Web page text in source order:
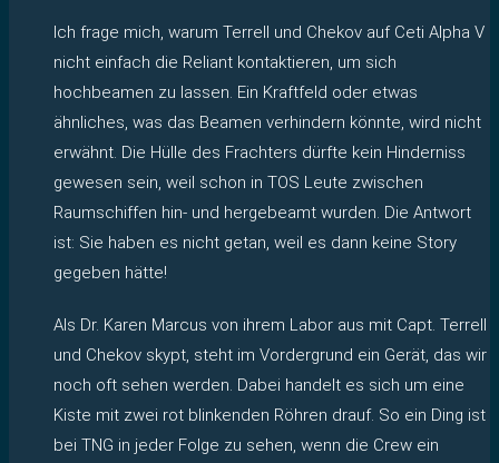
Ich frage mich, warum Terrell und Chekov auf Ceti Alpha V
nicht einfach die Reliant kontaktieren, um sich
hochbeamen zu lassen. Ein Kraftfeld oder etwas
ähnliches, was das Beamen verhindern könnte, wird nicht
erwähnt. Die Hülle des Frachters dürfte kein Hinderniss
gewesen sein, weil schon in TOS Leute zwischen
Raumschiffen hin- und hergebeamt wurden. Die Antwort
ist: Sie haben es nicht getan, weil es dann keine Story
gegeben hätte!
Als Dr. Karen Marcus von ihrem Labor aus mit Capt. Terrell
und Chekov skypt, steht im Vordergrund ein Gerät, das wir
noch oft sehen werden. Dabei handelt es sich um eine
Kiste mit zwei rot blinkenden Röhren drauf. So ein Ding ist
bei TNG in jeder Folge zu sehen, wenn die Crew ein